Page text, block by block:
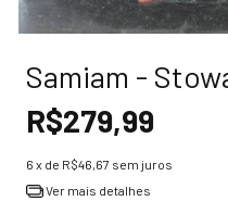
Samiam -
R$279,99
6 x de R$46,67 sem juros
Ver mais detalhes